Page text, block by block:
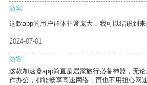
游客
这款app的用户群体非常庞大，我可以结识到来
2024-07-01
游客
这款加速器app简直是居家旅行必备神器，无
作办公，都能畅享高速网络，再也不用担心网